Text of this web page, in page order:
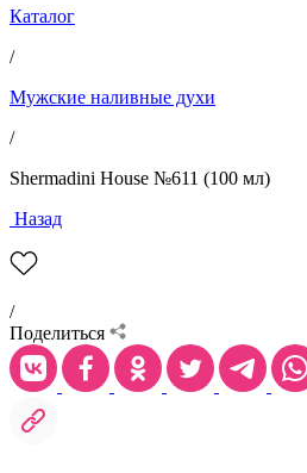
Каталог
/
Мужские наливные духи
/
Shermadini House №611 (100 мл)
Назад
/
Поделиться